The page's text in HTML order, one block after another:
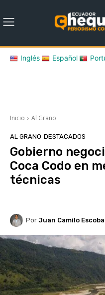
Inglés Español
Inicio Al Grano
AL GRANO DESTACADOS
Gobierno
Coca Codo en
técnicas
Por Juan Camilo